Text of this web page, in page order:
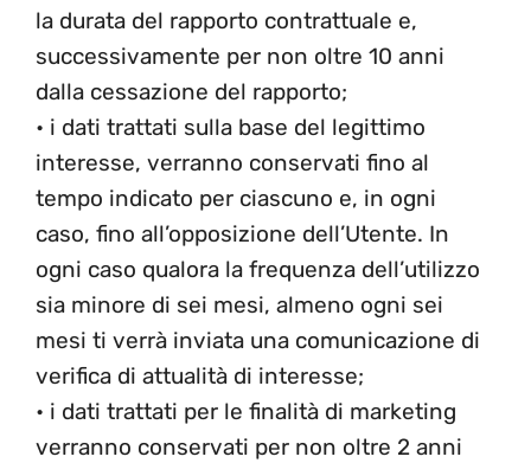
la durata del rapporto contrattuale e,
successivamente per non oltre 10 anni
dalla cessazione del rapporto;
• i dati trattati sulla base del legittimo
interesse, verranno conservati fino al
tempo indicato per ciascuno e, in ogni
caso, fino all’opposizione dell’Utente. In
ogni caso qualora la frequenza dell’utilizzo
sia minore di sei mesi, almeno ogni sei
mesi ti verrà inviata una comunicazione di
verifica di attualità di interesse;
• i dati trattati per le finalità di marketing
verranno conservati per non oltre 2 anni